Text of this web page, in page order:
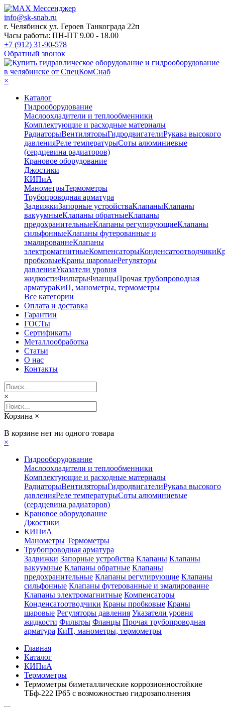
info@sk-snab.ru
г. Челябинск ул. Героев Танкограда 22п
Часы работы: ПН-ПТ 9.00 - 18.00
+7 (912) 31-90-578
Обратный звонок
×
Каталог
Гидрооборудование
Маслоохладители и теплообменники
Комплектующие и расходные материалы
РадиаторыВентиляторыГидродвигателиРукава высокого
давленияРеле температурыСоты алюминиевые
(сердцевина радиаторов)
Крановое оборудование
Джостики
КИПиА
МанометрыТермометры
Трубопроводная арматура
ЗадвижкиЗапорные устройстваКлапаныКлапаны
вакуумныеКлапаны обратныеКлапаны
предохранительныеКлапаны регулирующиеКлапаны
сильфонныеКлапаны футерованные и
эмалированнеКлапаны
электромагнитныеКомпенсаторыКонденсатоотводчики
пробковыеКраны шаровыеРегуляторы
давленияУказатели уровня
жидкостиФильтрыФланцыПрочая трубопроводная
арматураКиП, манометры, термометры
Все категории
Оплата и доставка
Гарантии
ГОСТы
Сертификаты
Металлообработка
Статьи
О нас
Контакты
×
Корзина ×
В корзине нет ни одного товара
×
Гидрооборудование
Маслоохладители и теплообменники
Комплектующие и расходные материалы
РадиаторыВентиляторыГидродвигателиРукава высокого
давленияРеле температурыСоты алюминиевые
(сердцевина радиаторов)
Крановое оборудование
Джостики
КИПиА
Манометры Термометры
Трубопроводная арматура
Задвижки Запорные устройства Клапаны Клапаны
вакуумные Клапаны обратные Клапаны
предохранительные Клапаны регулирующие Клапаны
сильфонные Клапаны футерованные и эмалированне
Клапаны электромагнитные Компенсаторы
Конденсатоотводчики Краны пробковые Краны
шаровые Регуляторы давления Указатели уровня
жидкости Фильтры Фланцы Прочая трубопроводная
арматура КиП, манометры, термометры
Главная
Каталог
КИПиА
Термометры
Термометры биметаллические коррозионностойкие
ТБф-222 IP65 с возможностью гидрозаполнения